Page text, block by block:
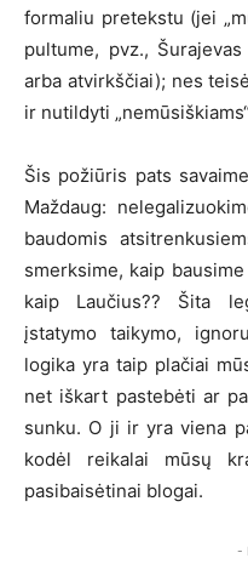
formaliu pretekstu (jei
pultume, pvz.,
arba atvirkščiai); nes
ir nutildyti
Šis požiūris pats
Maždaug:
baudomis
smerksime, kaip
kaip Laučius?? Šita
įstatymo taikymo,
logika yra taip plačiai
net iškart pastebėti ar
sunku. O ji ir yra viena
kodėl reikalai mūsų
pasibaisėtinai blogai.
-